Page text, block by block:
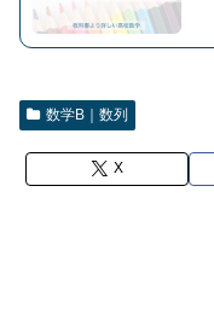
数学B｜数列
X